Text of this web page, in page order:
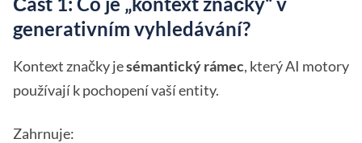
generativním vyhledávání?
Kontext značky jesémantický rámec, který AI motory
používají k pochopení vaší entity.
Zahrnuje: